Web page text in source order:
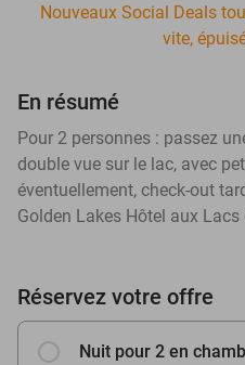
Nouveaux Social Deals
vite,
En résumé
Pour 2 personnes : passez
double vue sur le lac, avec
éventuellement, check-out
Golden Lakes Hôtel aux Lacs
Réservez votre offre
Nuit pour 2 en